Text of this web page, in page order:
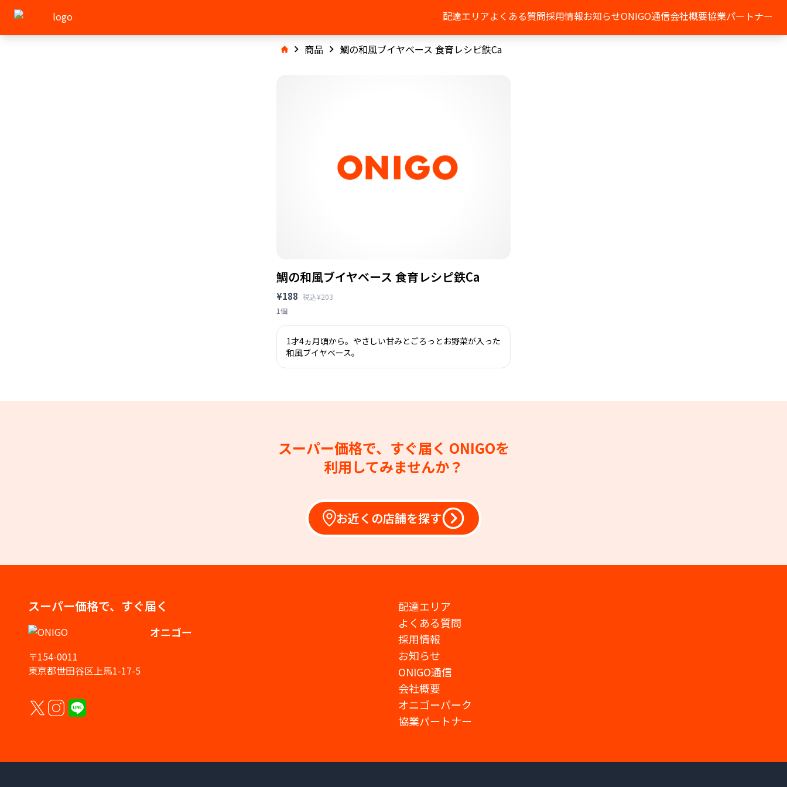
配達エリアよくある質問採用情報お知らせONIGO通信会社概要協業パートナー
商品 鯛の和風ブイヤベース 食育レシピ鉄Ca
鯛の和風ブイヤベース 食育レシピ鉄Ca
¥188 税込¥203
1個
1才4ヵ月頃から。やさしい甘みとごろっとお野菜が入った
和風ブイヤベース。
スーパー価格で、すぐ届く ONIGOを
利用してみませんか？
お近くの店舗を探す
スーパー価格で、すぐ届く
オニゴー
〒154-0011
東京都世田谷区上馬1-17-5
配達エリア
よくある質問
採用情報
お知らせ
ONIGO通信
会社概要
オニゴーパーク
協業パートナー